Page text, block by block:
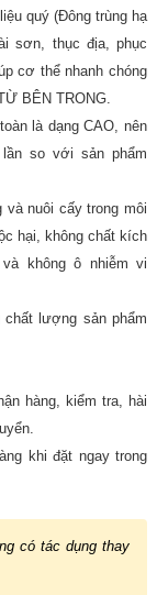
quý (Đông trùng hạ
sơn, thục địa, phục
cơ thể nhanh chóng
BÊN TRONG.
là dạng CAO, nên
so với sản phẩm
nuôi cấy trong môi
hại, không chất kích
không ô nhiễm vi
chất lượng sản phẩm
hàng, kiểm tra, hài
khi đặt ngay trong
có tác dụng thay